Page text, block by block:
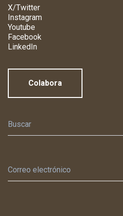
X/Twitter
Instagram
Youtube
Facebook
LinkedIn
Colabora